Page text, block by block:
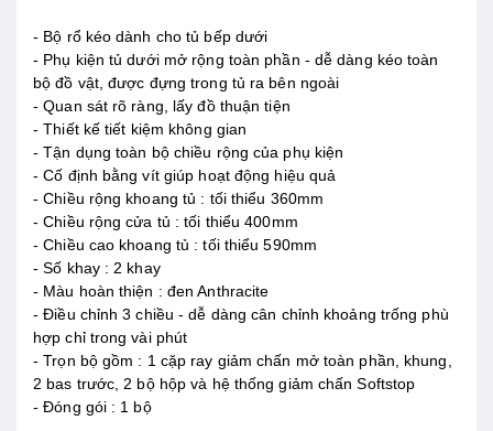
- Bộ rổ kéo dành cho tủ bếp dưới
- Phụ kiện tủ dưới mở rộng toàn phần - dễ dàng kéo toàn
bộ đồ vật, được đựng trong tủ ra bên ngoài
- Quan sát rõ ràng, lấy đồ thuận tiện
- Thiết kế tiết kiệm không gian
- Tận dụng toàn bộ chiều rộng của phụ kiện
- Cố định bằng vít giúp hoạt động hiệu quả
- Chiều rộng khoang tủ : tối thiểu 360mm
- Chiều rộng cửa tủ : tối thiểu 400mm
- Chiều cao khoang tủ : tối thiểu 590mm
- Số khay : 2 khay
- Màu hoàn thiện : đen Anthracite
- Điều chỉnh 3 chiều - dễ dàng cân chỉnh khoảng trống phù
hợp chỉ trong vài phút
- Trọn bộ gồm : 1 cặp ray giảm chấn mở toàn phần, khung,
2 bas trước, 2 bộ hộp và hệ thống giảm chấn Softstop
- Đóng gói : 1 bộ